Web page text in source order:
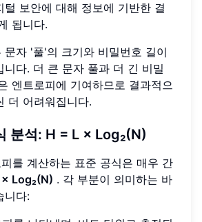
털 보안에 대해 정보에 기반한 결
됩니다.
문자 '풀'의 크기와 비밀번호 길이
니다. 더 큰 문자 풀과 더 긴 비밀
엔트로피에 기여하므로 결과적으
더 어려워집니다.
분석: H = L × Log₂(N)
를 계산하는 표준 공식은 매우 간
Log₂(N) . 각 부분이 의미하는 바
니다: